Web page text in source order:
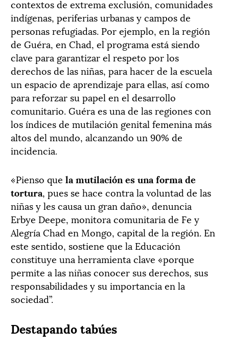
contextos de extrema exclusión, comunidades
indígenas, periferias urbanas y campos de
personas refugiadas. Por ejemplo, en la región
de Guéra, en Chad, el programa está siendo
clave para garantizar el respeto por los
derechos de las niñas, para hacer de la escuela
un espacio de aprendizaje para ellas, así como
para reforzar su papel en el desarrollo
comunitario. Guéra es una de las regiones con
los índices de mutilación genital femenina más
altos del mundo, alcanzando un 90% de
incidencia.
«Pienso que la mutilación es una forma de
tortura, pues se hace contra la voluntad de las
niñas y les causa un gran daño», denuncia
Erbye Deepe, monitora comunitaria de Fe y
Alegría Chad en Mongo, capital de la región. En
este sentido, sostiene que la Educación
constituye una herramienta clave «porque
permite a las niñas conocer sus derechos, sus
responsabilidades y su importancia en la
sociedad”.
Destapando tabúes